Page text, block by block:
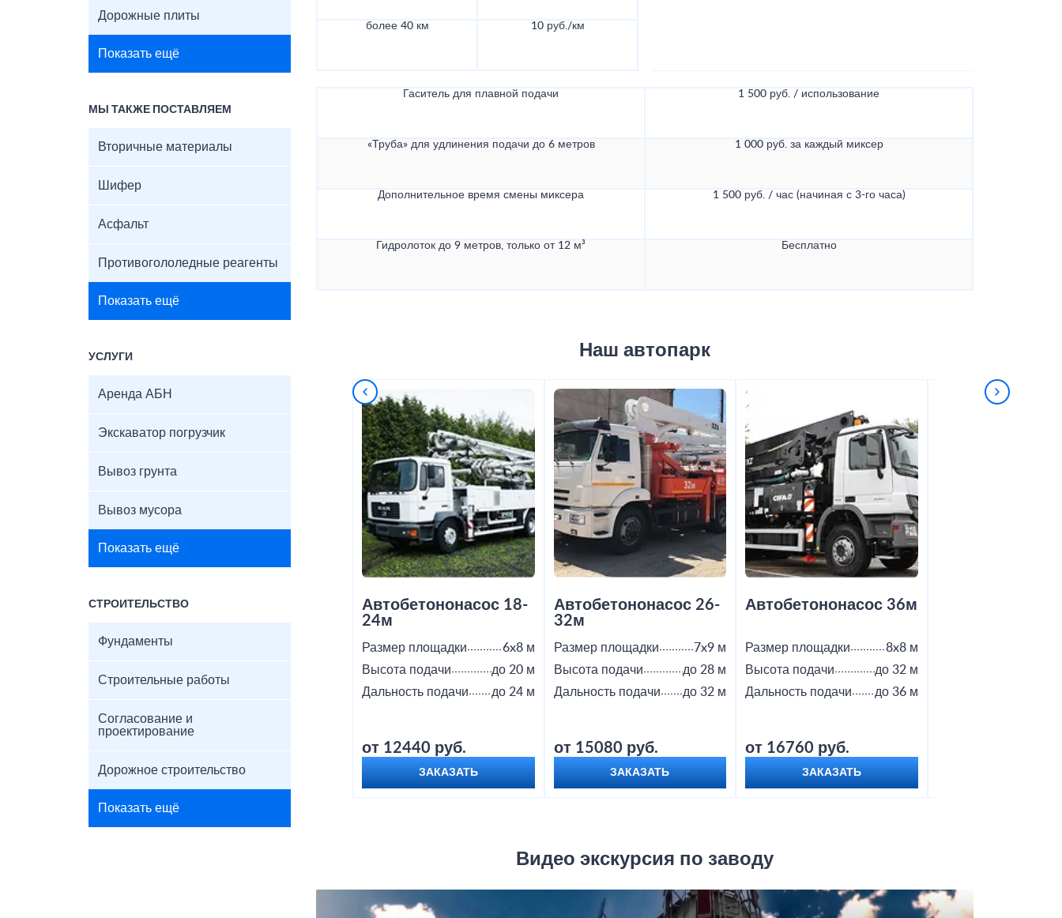
Дорожные плиты
Показать ещё
МЫ ТАКЖЕ ПОСТАВЛЯЕМ
Вторичные материалы
Шифер
Асфальт
Противогололедные реагенты
Показать ещё
УСЛУГИ
Аренда АБН
Экскаватор погрузчик
Вывоз грунта
Вывоз мусора
Показать ещё
СТРОИТЕЛЬСТВО
Фундаменты
Строительные работы
Согласование и
проектирование
Дорожное строительство
Показать ещё
более 40 км 10 руб./км
Гаситель для плавной подачи 1 500 руб. / использование
«Труба» для удлинения подачи до 6 метров 1 000 руб. за каждый миксер
Дополнительное время смены миксера 1 500 руб. / час (начиная с 3-го часа)
Гидролоток до 9 метров, только от 12 м³ Бесплатно
Наш автопарк
Автобетононасос 18-
24м
Размер площадки
6x8 м
Высота подачи
до 20 м
Дальность подачи
до 24 м
от 12440 руб.
ЗАКАЗАТЬ
Автобетононасос 26-
32м
Размер площадки
7x9 м
Высота подачи
до 28 м
Дальность подачи
до 32 м
от 15080 руб.
ЗАКАЗАТЬ
Автобетононасос 36м
Размер площадки
8x8 м
Высота подачи
до 32 м
Дальность подачи
до 36 м
от 16760 руб.
ЗАКАЗАТЬ
Видео экскурсия по заводу